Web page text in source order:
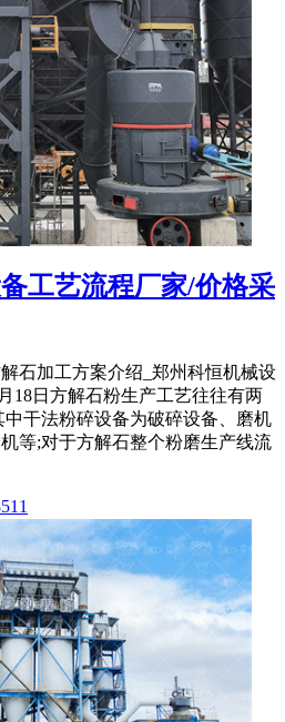
工艺流程厂家/价格采
石加工方案介绍_郑州科恒机械设
18日方解石粉生产工艺往往有两
干法粉碎设备为破碎设备、磨机
等;对于方解石整个粉磨生产线流